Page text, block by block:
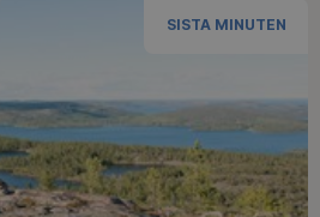
SISTA MINUTEN